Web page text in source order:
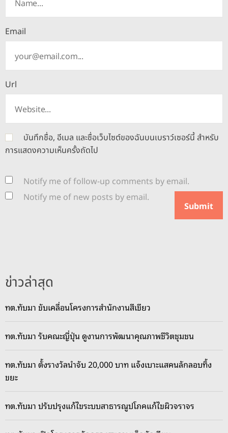
Email
Url
บันทึกชื่อ, อีเมล และชื่อเว็บไซต์ของฉันบนเบราว์เซอร์นี้ สำหรับ
การแสดงความเห็นครั้งถัดไป
Notify me of follow-up comments by email.
Notify me of new posts by email.
ข่าวล่าสุด
ทต.ทับมา ขับเคลื่อนโครงการสำนักงานสีเขียว
ทต.ทับมา รับคณะญี่ปุ่น ดูงานการพัฒนาคุณภาพชีวิตชุมชน
ทต.ทับมา ตั้งรางวัลนำจับ 20,000 บาท แจ้งเบาะแสคนลักลอบทิ้ง
ขยะ
ทต.ทับมา ปรับปรุงแก้ไขระบบสาธารณูปโภคแก้ไขผิวจราจร